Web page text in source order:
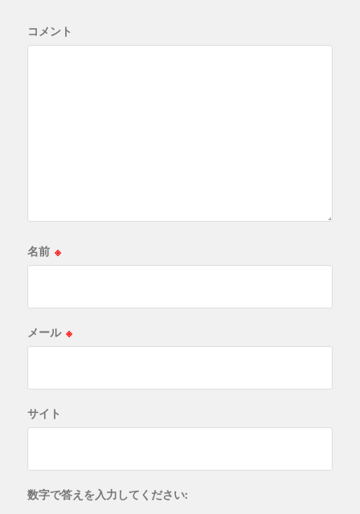
コメント
名前 ※
メール ※
サイト
数字で答えを入力してください: